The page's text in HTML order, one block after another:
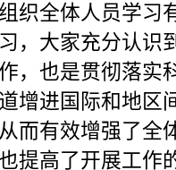
组织全体人员学习
习，大家充分认识
作，也是贯彻落实
道增进国际和地区
从而有效增强了全
提高了开展工作